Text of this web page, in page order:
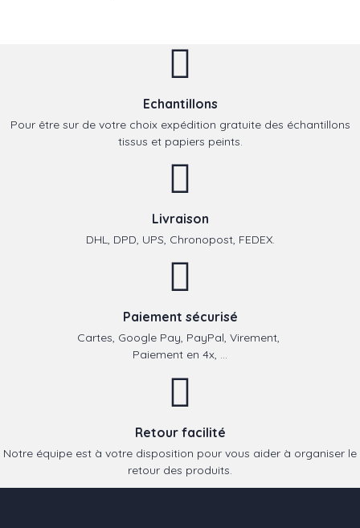
Echantillons
Pour être sur de votre choix expédition gratuite des échantillons
tissus et papiers peints.
Livraison
DHL, DPD, UPS, Chronopost, FEDEX.
Paiement sécurisé
Cartes, Google Pay, PayPal, Virement,
Paiement en 4x, ...
Retour facilité
Notre équipe est à votre disposition pour vous aider à organiser le
retour des produits.